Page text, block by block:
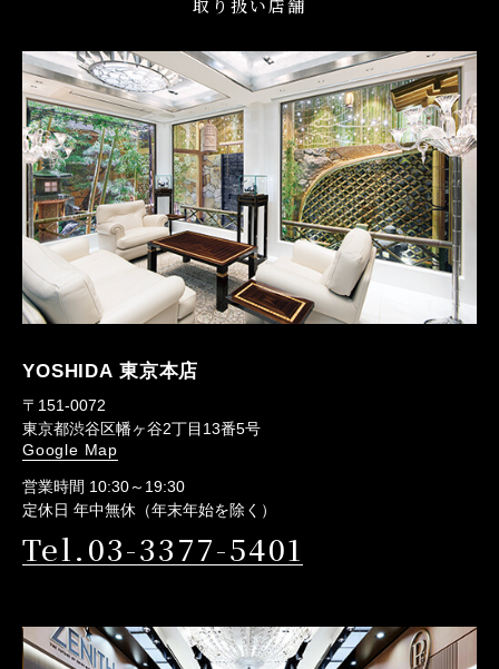
取り扱い店舗
YOSHIDA 東京本店
〒151-0072
東京都渋谷区幡ヶ谷2丁目13番5号
Google Map
営業時間 10:30～19:30
定休日 年中無休（年末年始を除く）
Tel.03-3377-5401